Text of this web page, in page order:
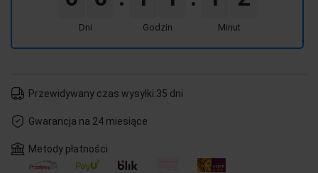
Dni Godzin Minut
Przewidywany czas wysyłki:35 dni
Gwarancja na 24 miesiące
Metody płatności